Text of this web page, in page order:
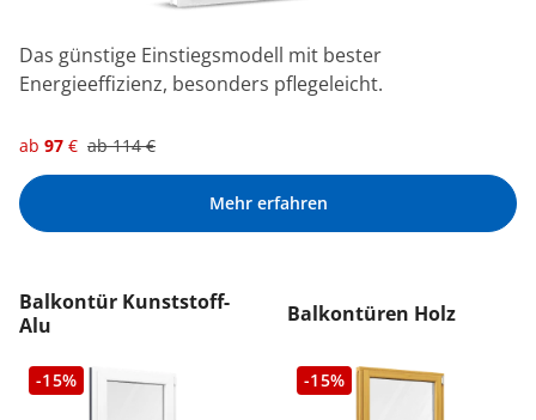
Das günstige Einstiegsmodell mit bester
Energieeffizienz, besonders pflegeleicht.
ab 97 € ab114€
Mehr erfahren
Balkontür Kunststoff-
Alu
-15%
Balkontüren Holz
-15%